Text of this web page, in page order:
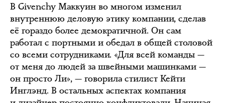
В Givenchy Маккуин во многом изменил
внутреннюю деловую этику компании, сделав
её гораздо более демократичной. Он сам
работал с портными и обедал в общей столовой
со всеми сотрудниками. «Для всей команды —
от меня до людей за швейными машинками —
он просто Ли», — говорила стилист Кейти
Инглэнд. В остальных аспектах компания